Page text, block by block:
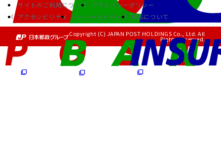
サイトのご利用について
プライバシーポリシー
アクセシビリティ
ソーシャルメディア RSSについて
Copyright (C) JAPAN POST HOLDINGS Co., Ltd. All
Rights Reserved.